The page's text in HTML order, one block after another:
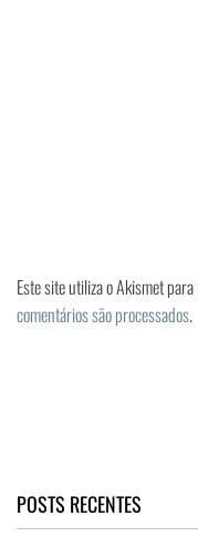
Este site utiliza o Akismet
comentários são processados.
POSTS RECENTES